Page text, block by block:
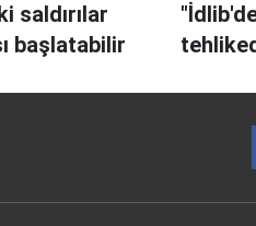
saldırılar
başlatabilir